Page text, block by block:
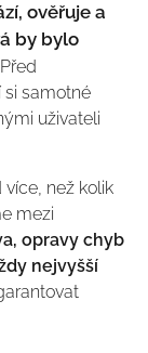
ověřuje a
by bylo
Před
si samotné
uživateli
než kolik
mezi
opravy chyb
nejvyšší